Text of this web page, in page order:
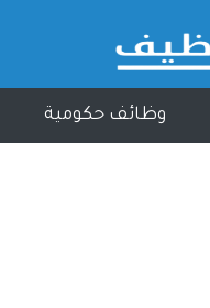
وظائف حكومية